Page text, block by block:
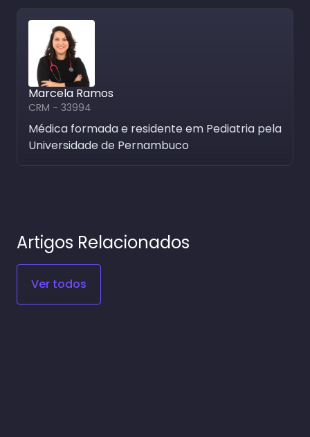
Marcela Ramos
CRM - 33994
Médica formada e residente em Pediatria pela
Universidade de Pernambuco
Artigos Relacionados
Ver todos